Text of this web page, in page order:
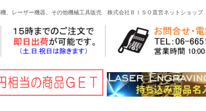
、レーザー機器、その他機械工具販売 株式会社ＢＩＳＯ直営ネットショップ